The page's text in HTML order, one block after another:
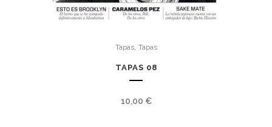
Tapas, Tapas
TAPAS 08
10,00 €